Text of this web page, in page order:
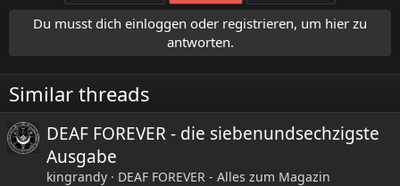
o
n
e
n
:
Du musst dich einloggen oder registrieren, um hier zu
antworten.
Similar threads
DEAF FOREVER - die siebenundsechzigste
Ausgabe
kingrandy
DEAF FOREVER - Alles zum Magazin